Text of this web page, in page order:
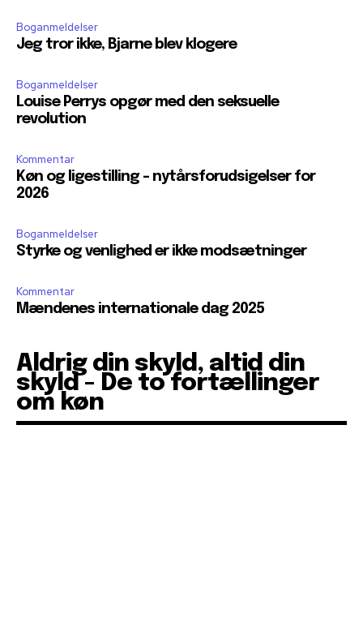
Boganmeldelser
Jeg tror ikke, Bjarne blev klogere
Boganmeldelser
Louise Perrys opgør med den seksuelle
revolution
Kommentar
Køn og ligestilling – nytårsforudsigelser for
2026
Boganmeldelser
Styrke og venlighed er ikke modsætninger
Kommentar
Mændenes internationale dag 2025
Aldrig din skyld, altid din
skyld - De to fortællinger
om køn